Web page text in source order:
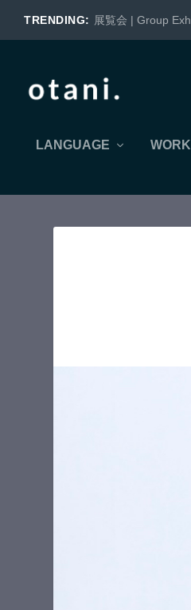
TRENDING: 展覧会 | Group
LANGUAGE